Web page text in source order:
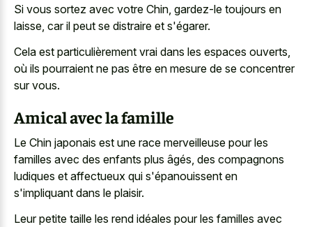
Si vous sortez avec votre Chin, gardez-le toujours en
laisse, car il peut se distraire et s'égarer.
Cela est particulièrement vrai dans les espaces ouverts,
où ils pourraient ne pas être en mesure de se concentrer
sur vous.
Amical avec la famille
Le Chin japonais est une race merveilleuse pour les
familles avec des enfants plus âgés, des compagnons
ludiques et affectueux qui s'épanouissent en
s'impliquant dans le plaisir.
Leur petite taille les rend idéales pour les familles avec